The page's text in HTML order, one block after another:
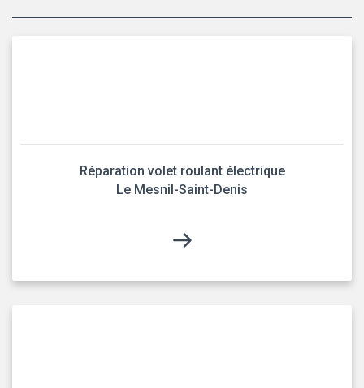
Réparation volet roulant électrique
Le Mesnil-Saint-Denis